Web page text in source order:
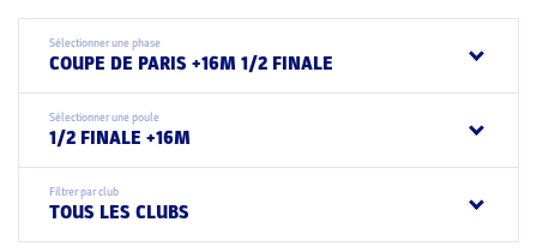
Sélectionner une phase
COUPE DE PARIS +16M 1/2 FINALE
Sélectionner une poule
1/2 FINALE +16M
Filtrer par club
TOUS LES CLUBS